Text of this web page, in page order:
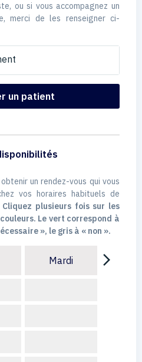
ou si vous accompagnez un
merci de les renseigner ci-
un patient
un rendez-vous qui vous
vos horaires habituels de
Cliquez plusieurs fois sur les
Le vert correspond à
», le gris à « non ».
Mardi arrow_forward_ios